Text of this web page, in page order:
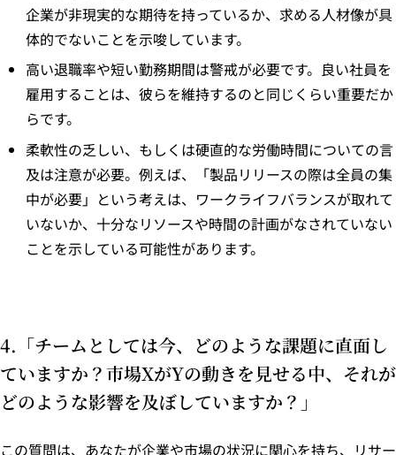
企業が非現実的な期待を持っているか、求める人材像が具
体的でないことを示唆しています。
高い退職率や短い勤務期間は警戒が必要です。良い社員を
雇用することは、彼らを維持するのと同じくらい重要だか
らです。
柔軟性の乏しい、もしくは硬直的な労働時間についての言
及は注意が必要。例えば、「製品リリースの際は全員の集
中が必要」という考えは、ワークライフバランスが取れて
いないか、十分なリソースや時間の計画がなされていない
ことを示している可能性があります。
4.「チームとしては今、どのような課題に直面し
ていますか？市場XがYの動きを見せる中、それが
どのような影響を及ぼしていますか？」
この質問は、あなたが企業や市場の状況に関心を持ち、リサー